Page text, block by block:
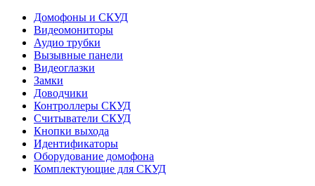
Домофоны и СКУД
Видеомониторы
Аудио трубки
Вызывные панели
Видеоглазки
Замки
Доводчики
Контроллеры СКУД
Считыватели СКУД
Кнопки выхода
Идентификаторы
Оборудование домофона
Комплектующие для СКУД